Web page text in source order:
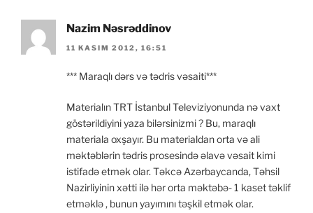
Nazim Nəsrəddinov
11 KASIM 2012, 16:51
*** Maraqlı dərs və tədris vəsaiti***
Materialın TRT İstanbul Televiziyonunda nə vaxt
göstərildiyini yaza bilərsinizmi ? Bu, maraqlı
materiala oxşayır. Bu materialdan orta və ali
məktəblərin tədris prosesində əlavə vəsait kimi
istifadə etmək olar. Təkcə Azərbaycanda, Təhsil
Nazirliyinin xətti ilə hər orta məktəbə- 1 kaset təklif
etməklə , bunun yayımını təşkil etmək olar.